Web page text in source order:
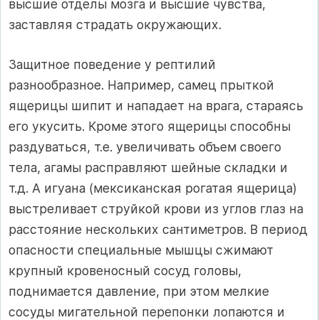
высшие отделы мозга и высшие чувства,
заставляя страдать окружающих.
Защитное поведение у рептилий
разнообразное. Например, самец прыткой
ящерицы шипит и нападает на врага, стараясь
его укусить. Кроме этого ящерицы способны
раздуваться, т.е. увеличивать объем своего
тела, агамы расправляют шейные складки и
т.д. А игуана (мексиканская рогатая ящерица)
выстреливает струйкой крови из углов глаз на
расстояние нескольких сантиметров. В период
опасности специальные мышцы сжимают
крупный кровеносный сосуд головы,
поднимается давление, при этом мелкие
сосуды мигательной перепонки лопаются и